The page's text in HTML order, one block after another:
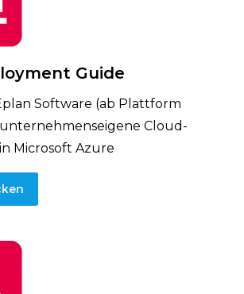
Guide
Software (ab Plattform
Cloud-
Microsoft Azure